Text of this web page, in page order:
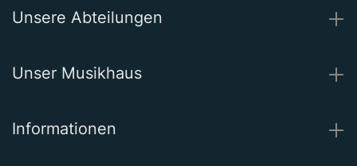
Unsere Abteilungen
Unser Musikhaus
Informationen